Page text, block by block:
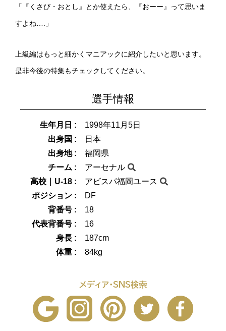
「『くさび・おとし』とか使えたら、『おーー』って思いま
すよね….」
上級編はもっと細かくマニアックに紹介したいと思います。
是非今後の特集もチェックしてください。
選手情報
生年月日 :
1998年11月5日
出身国 :
日本
出身地 :
福岡県
チーム :
アーセナル
高校｜U-18 :
アビスパ福岡ユース
ポジション :
DF
背番号 :
18
代表背番号 :
16
身長 :
187cm
体重 :
84kg
メディア・SNS検索